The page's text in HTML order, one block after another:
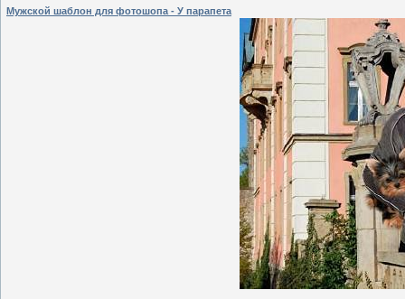
Мужской шаблон для фотошопа - У парапета